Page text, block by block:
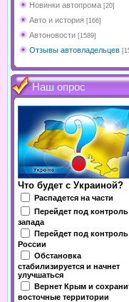
Новинки автопрома [20]
Авто и история [166]
Автоновости [1589]
Отзывы автовладельцев
Наш опрос
Что будет с Украиной?
Распадется на части
Перейдет под контроль
запада
Перейдет под контроль
России
Обстановка
стабилизируется и начнет
улучшаться
Вернет Крым и
восточные территории